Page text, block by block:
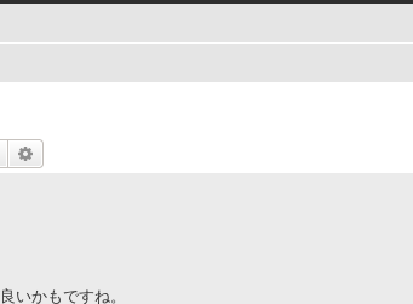
検索
いかもですね。